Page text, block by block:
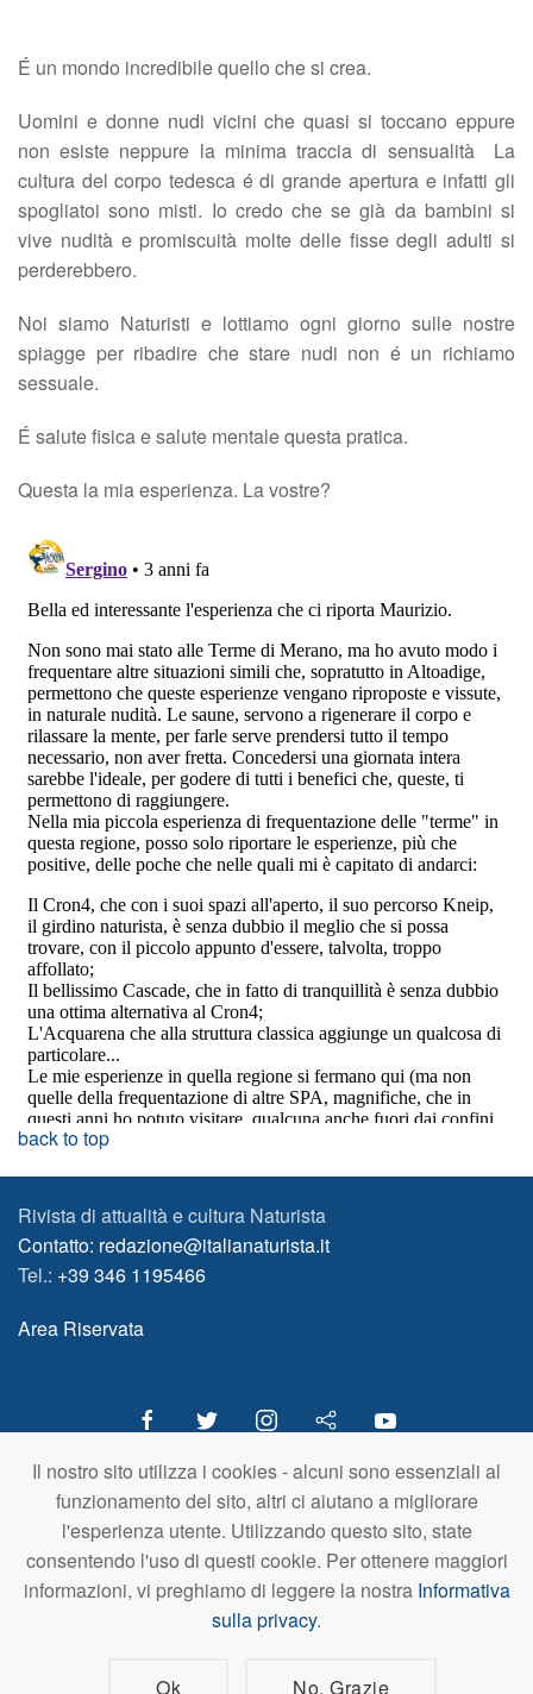
Il nostro sito utilizza i cookies - alcuni sono essenziali al
funzionamento del sito, altri ci aiutano a migliorare
l'esperienza utente. Utilizzando questo sito, state
consentendo l'uso di questi cookie. Per ottenere maggiori
informazioni, vi preghiamo di leggere la nostra Informativa
sulla privacy.
Ok No, Grazie
É un mondo incredibile quello che si crea.
Uomini e donne nudi vicini che quasi si toccano eppure
non esiste neppure la minima traccia di sensualità La
cultura del corpo tedesca é di grande apertura e infatti gli
spogliatoi sono misti. Io credo che se già da bambini si
vive nudità e promiscuità molte delle fisse degli adulti si
perderebbero.
Noi siamo Naturisti e lottiamo ogni giorno sulle nostre
spiagge per ribadire che stare nudi non é un richiamo
sessuale.
É salute fisica e salute mentale questa pratica.
Questa la mia esperienza. La vostre?
back to top
Rivista di attualità e cultura Naturista
Contatto: redazione@italianaturista.it
Tel.: +39 346 1195466
Area Riservata
italiaNATURISTA
Editore e Redazione
A.N.ITA. Associazione Naturista Italiana (APS)
C.F. 80203710159
© A.N.ITA. - Tutto il materiale pubblicato in questo sito è di proprietà di
A.N.ITA. - Associazione Naturista Italiana aps (o dei relativi autori,